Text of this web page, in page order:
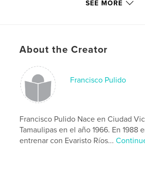
-Cuándo hacer larga distancia para
Author website
http://www.universalrunningteam.com
Features & Details
Primary Category: Sports &
Project Option:6×9 in, 15×23 cm
SEE MORE
About the Creator
Francisco Pulido
Francisco Pulido Nace en Ciudad
Tamaulipas en el año 1966. En 1988
entrenar con Evaristo Ríos...